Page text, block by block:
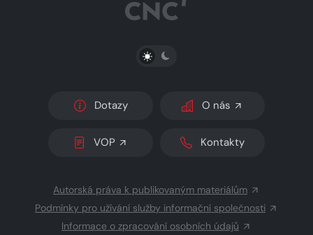
PŘEPNOUT SVĚTLÝ/TMAVÝ REŽIM
Dotazy O nás
VOP Kontakty
Autorská práva k publikovaným materiálům
Podmínky pro užívání služby informační společnosti
Informace o zpracování osobních údajů